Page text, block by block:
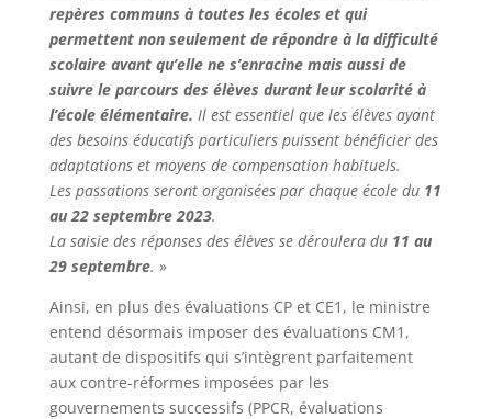
repères communs à toutes les écoles et qui
permettent non seulement de répondre à la difficulté
scolaire avant qu’elle ne s’enracine mais aussi de
suivre le parcours des élèves durant leur scolarité à
l’école élémentaire. Il est essentiel que les élèves ayant
des besoins éducatifs particuliers puissent bénéficier des
adaptations et moyens de compensation habituels.
Les passations seront organisées par chaque école du 11
au 22 septembre 2023.
La saisie des réponses des élèves se déroulera du 11 au
29 septembre. »
Ainsi, en plus des évaluations CP et CE1, le ministre
entend désormais imposer des évaluations CM1,
autant de dispositifs qui s’intègrent parfaitement
aux contre-réformes imposées par les
gouvernements successifs (PPCR, évaluations